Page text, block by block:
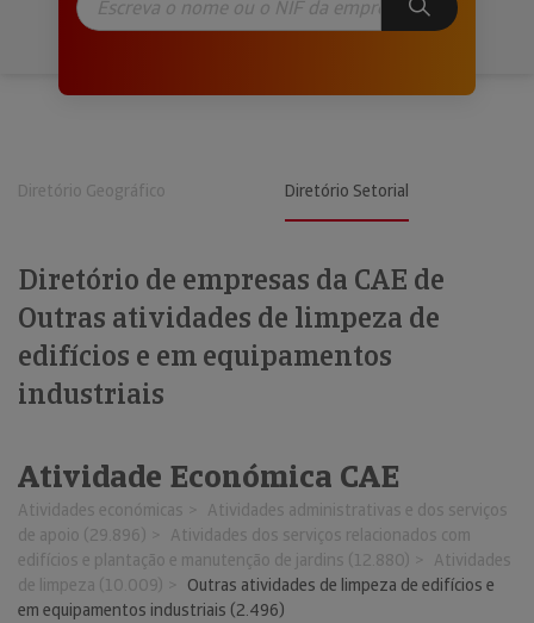
Diretório Geográfico Diretório Setorial
Diretório de empresas da CAE de
Outras atividades de limpeza de
edifícios e em equipamentos
industriais
Atividade Económica CAE
Atividades económicas
Atividades administrativas e dos serviços
de apoio (29.896)
Atividades dos serviços relacionados com
edifícios e plantação e manutenção de jardins (12.880)
Atividades
de limpeza (10.009)
Outras atividades de limpeza de edifícios e
em equipamentos industriais (2.496)